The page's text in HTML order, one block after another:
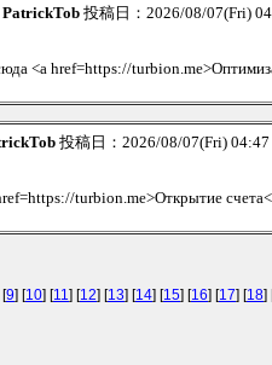
PatrickTob 投稿日：2026/08/07(Fri)
<a href=https://
投稿日：2026/08/07(Fri)
turbion.me>Открытие
[9] [10] [11] [12] [13] [14] [15] [16] [17] [18]